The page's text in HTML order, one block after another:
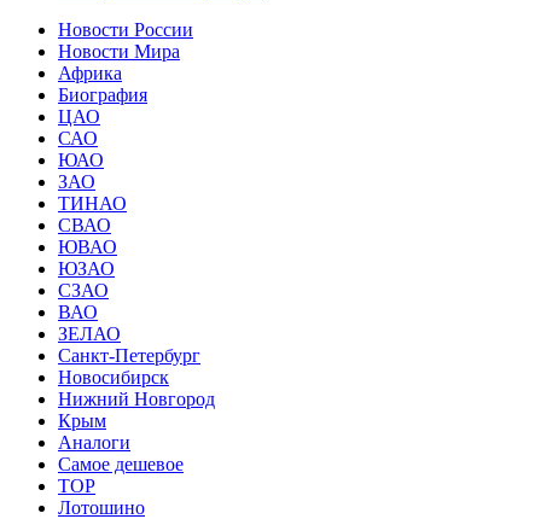
Новости России
Новости Мира
Африка
Биография
ЦАО
САО
ЮАО
ЗАО
ТИНАО
СВАО
ЮВАО
ЮЗАО
СЗАО
ВАО
ЗЕЛАО
Санкт-Петербург
Новосибирск
Нижний Новгород
Крым
Аналоги
Самое дешевое
TOP
Лотошино